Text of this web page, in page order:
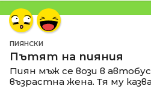
ПИЯНСКИ
Пътят на пияния
Пиян мъж се вози в
възрастна жена. Тя му